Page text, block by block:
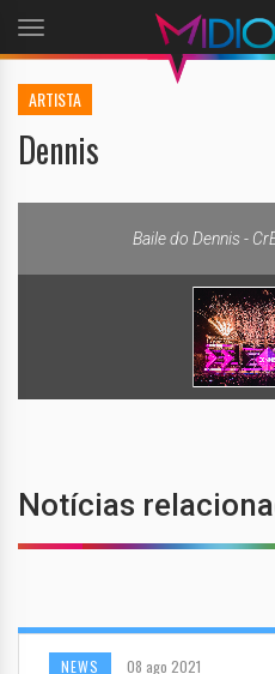
Toggle
navigation
ARTISTA
Dennis
Baile do Dennis -
Notícias
NEWS 08 ago 2021